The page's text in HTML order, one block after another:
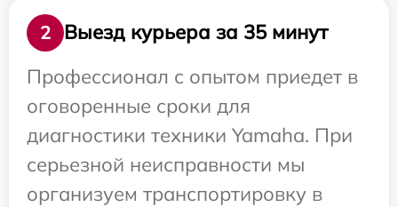
2
Выезд курьера за 35 минут
Профессионал с опытом приедет в
оговоренные сроки для
диагностики техники Yamaha. При
серьезной неисправности мы
организуем транспортировку в